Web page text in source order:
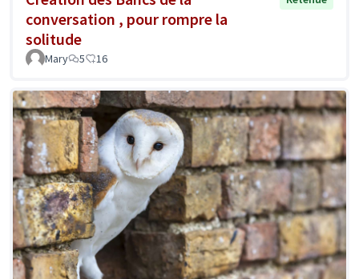
conversation , pour rompre la
solitude
Mary 5 16